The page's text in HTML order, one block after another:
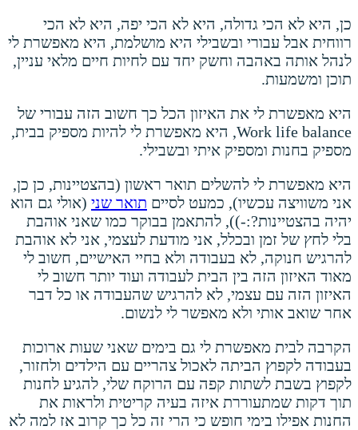
כן, היא לא הכי גדולה, היא לא הכי יפה, היא לא הכי
רווחית אבל עבורי ובשבילי היא מושלמת, היא מאפשרת לי
לנהל אותה באהבה וחשק יחד עם לחיות חיים מלאי עניין,
תוכן ומשמעות.
היא מאפשרת לי את האיזון הכל כך חשוב הזה עבורי של
Work life balance, היא מאפשרת לי להיות מספיק בבית,
מספיק בחנות ומספיק איתי ובשבילי.
היא מאפשרת לי להשלים תואר ראשון (בהצטיינות, כן כן,
אני משוויצה עכשיו), כמעט לסיים תואר שני (אולי גם הוא
יהיה בהצטיינות?:-)), להתאמן בבוקר כמו שאני אוהבת
בלי לחץ של זמן ובכלל, אני מודעת לעצמי, אני לא אוהבת
להרגיש חנוקה, לא בעבודה ולא בחיי האישיים, חשוב לי
מאוד האיזון הזה בין הבית לעבודה ועוד יותר חשוב לי
האיזון הזה עם עצמי, לא להרגיש שהעבודה או כל דבר
אחר שואב אותי ולא מאפשר לי לנשום.
הקרבה לבית מאפשרת לי גם בימים שאני שעות ארוכות
בעבודה לקפוץ הביתה לאכול צהריים עם הילדים ולחזור,
לקפוץ בשבת לשתות קפה עם הרוקח שלי, להגיע לחנות
תוך דקות שמתעוררת איזה בעיה קריטית ולראות את
החנות אפילו בימי חופש כי הרי זה כל כך קרוב אז למה לא